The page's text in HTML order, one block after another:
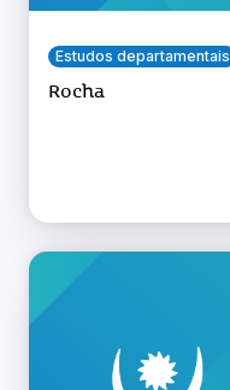
Estudos departamentais
Rocha